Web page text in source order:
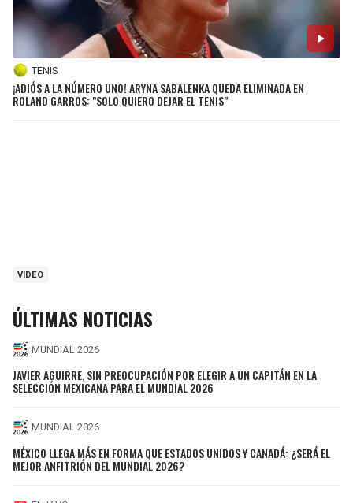
TENIS
¡ADIÓS A LA NÚMERO UNO! ARYNA SABALENKA QUEDA ELIMINADA EN
ROLAND GARROS: "SOLO QUIERO DEJAR EL TENIS"
VIDEO
ÚLTIMAS NOTICIAS
MUNDIAL 2026
JAVIER AGUIRRE, SIN PREOCUPACIÓN POR ELEGIR A UN CAPITÁN EN LA
SELECCIÓN MEXICANA PARA EL MUNDIAL 2026
MUNDIAL 2026
MÉXICO LLEGA MÁS EN FORMA QUE ESTADOS UNIDOS Y CANADÁ: ¿SERÁ EL
MEJOR ANFITRIÓN DEL MUNDIAL 2026?